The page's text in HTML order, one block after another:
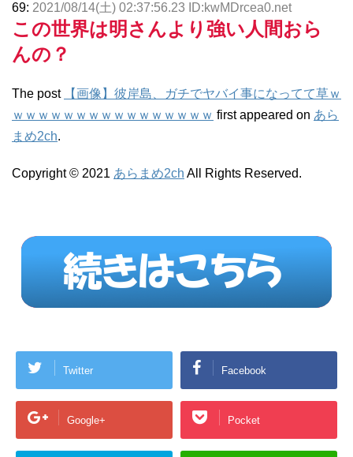
69: 2021/08/14(土) 02:37:56.23 ID:kwMDrcea0.net
この世界は明さんより強い人間おら
んの？
The post
【画像】彼岸島、ガチでヤバイ事になってて草ｗ
ｗｗｗｗｗｗｗｗｗｗｗｗｗｗｗｗ first appeared on あら
まめ2ch.
Copyright © 2021 あらまめ2ch All Rights Reserved.
Twitter Facebook
Google+ Pocket